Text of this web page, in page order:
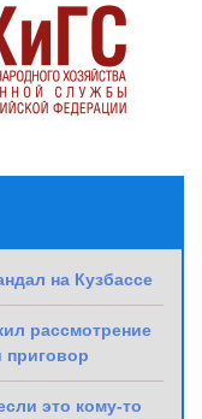
на Кузбассе
рассмотрение
это кому-то